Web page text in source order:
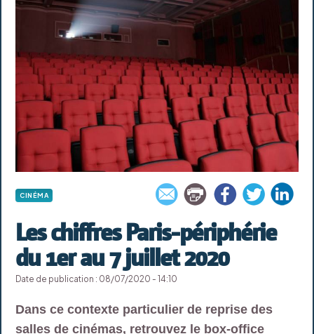
CINÉMA
Les chiffres Paris-périphérie
du 1er au 7 juillet 2020
Date de publication : 08/07/2020 - 14:10
Dans ce contexte particulier de reprise des
salles de cinémas, retrouvez le box-office